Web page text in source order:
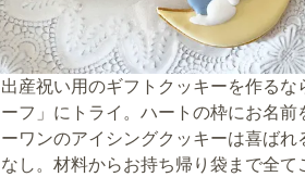
出産祝い用のギフトクッキーを作るな
ーフ」にトライ。ハートの枠にお名前
ーワンのアイシングクッキーは喜ばれ
なし。材料からお持ち帰り袋まで全て